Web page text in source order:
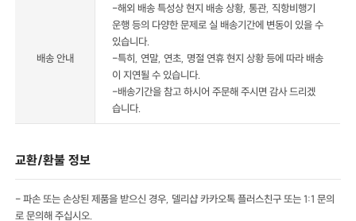
배송 안내
-해외 배송 특성상 현지 배송 상황, 통관, 직항비행기
운행 등의 다양한 문제로 실 배송기간에 변동이 있을 수
있습니다.
-특히, 연말, 연초, 명절 연휴 현지 상황 등에 따라 배송
이 지연될 수 있습니다.
-배송기간을 참고 하시어 주문해 주시면 감사 드리겠
습니다.
교환/환불 정보
- 파손 또는 손상된 제품을 받으신 경우, 델리샵 카카오톡 플러스친구 또는 1:1 문의
로 문의해 주십시오.